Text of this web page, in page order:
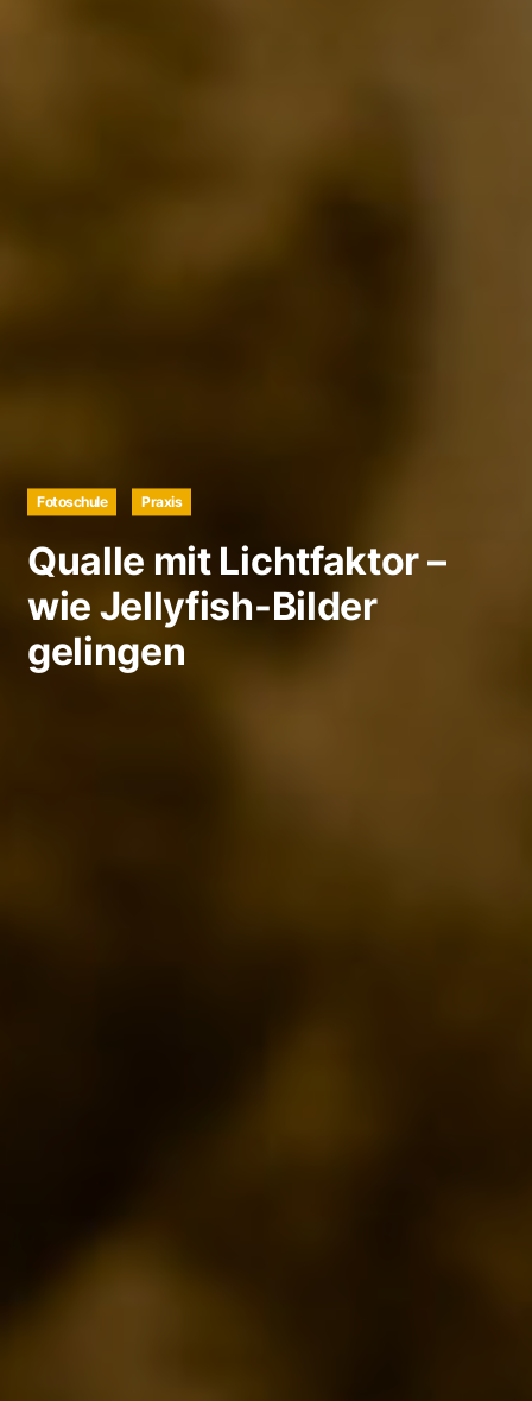
Fotoschule Praxis
Qualle mit Lichtfaktor –
wie Jellyfish-Bilder
gelingen